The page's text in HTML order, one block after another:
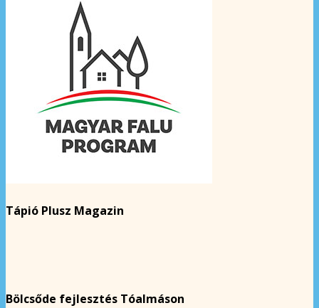
Tápió Plusz Magazin
Bölcsőde fejlesztés Tóalmáson